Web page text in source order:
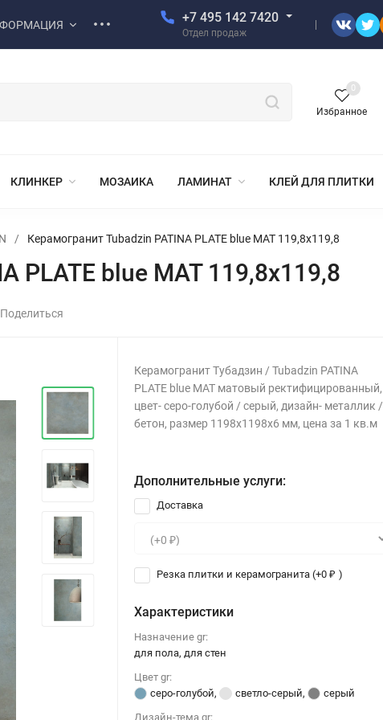
+7 495 142 7420
Отдел продаж
Избранное
0
КЛИНКЕР МОЗАИКА ЛАМИНАТ КЛЕЙ ДЛЯ ПЛИТКИ
/ Керамогранит Tubadzin PATINA PLATE blue MAT 119,8x119,8
PLATE blue MAT 119,8x119,8
Поделиться
Керамогранит Тубадзин / Tubadzin PATINA
PLATE blue MAT матовый ректифицированный,
цвет- серо-голубой / серый, дизайн- металлик /
бетон, размер 1198x1198х6 мм, цена за 1 кв.м
Дополнительные услуги:
Доставка
Резка плитки и керамогранита (+0₽ )
Характеристики
Назначение gr:
для пола, для стен
Цвет gr:
серо-голубой, светло-серый,
серый
Дизайн-тема gr: